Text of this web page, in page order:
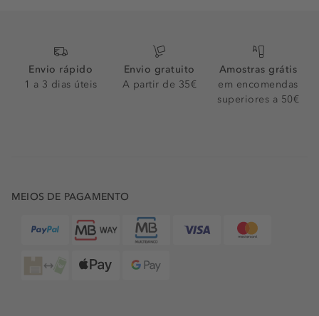
Envio rápido
1 a 3 dias úteis
Envio gratuito
A partir de 35€
Amostras grátis
em encomendas
superiores a 50€
MEIOS DE PAGAMENTO